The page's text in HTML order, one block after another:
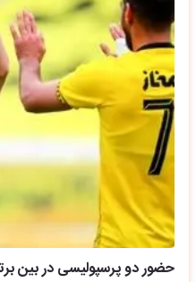
حضور دو پرسپولیسی در بین